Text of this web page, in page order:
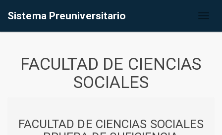
Sistema Preuniversitario
FACULTAD DE CIENCIAS
SOCIALES
FACULTAD DE CIENCIAS SOCIALES